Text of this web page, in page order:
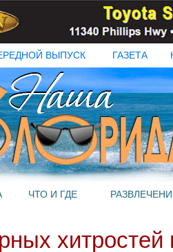
ВЫПУСК ГАЗЕТА
ЧТО И ГДЕ
хитростей